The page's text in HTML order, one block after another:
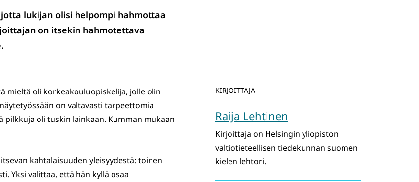
lukijan olisi helpompi hahmottaa
on itsekin hahmotettava
KIRJOITTAJA
Raija Lehtinen
Kirjoittaja on Helsingin yliopiston
valtiotieteellisen tiedekunnan suomen
kielen lehtori.
mieltä oli korkeakouluopiskelija, jolle olin
on valtavasti tarpeettomia
pilkkuja oli tuskin lainkaan. Kumman mukaan
kahtalaisuuden yleisyydestä: toinen
Yksi valittaa, että hän kyllä osaa